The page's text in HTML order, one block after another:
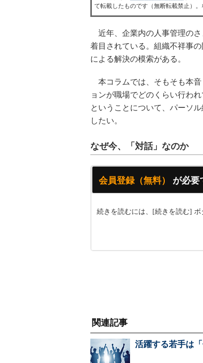
て転載したものです（無断転載禁止）
近年、企業内の人事管理のさ
着目されている。組織不祥事
による解決の模索がある。
本コラムでは、そもそも本音
ョンが職場でどのくらい行わ
ということについて、パーソ
したい。
なぜ今、「対話」なのか
会員登録（無料） が必要
続きを読むには、[続きを読む] ボ
関連記事
活躍する若手は